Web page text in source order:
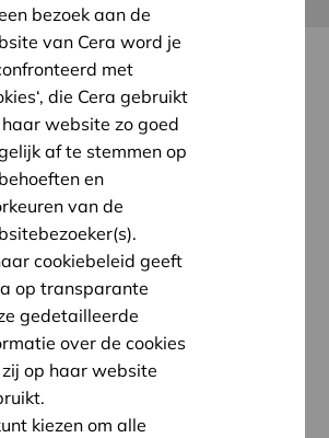
des familles
respectvolle samenleving
2025
bezoek aan de
van Cera word je
met
die Cera gebruikt
website zo goed
af te stemmen op
en
van de
cookiebeleid geeft
op transparante
gedetailleerde
over de cookies
op haar website
kiezen om alle